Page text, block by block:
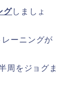
グしましょ
ーニングが
周をジョグま